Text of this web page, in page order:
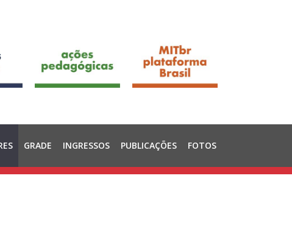
GRADE INGRESSOS PUBLICAÇÕES FOTOS